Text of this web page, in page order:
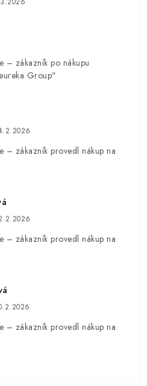
– zákazník po nákupu
Group"
– zákazník provedl nákup na
– zákazník provedl nákup na
– zákazník provedl nákup na